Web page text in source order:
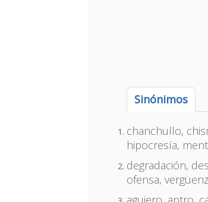
Sinónimos
chanchullo,
hipocresía,
degradación,
ofensa,